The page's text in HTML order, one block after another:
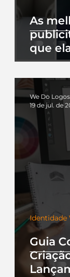
As
que
Guia
Identidade
We Do Logos
19 de jul. de